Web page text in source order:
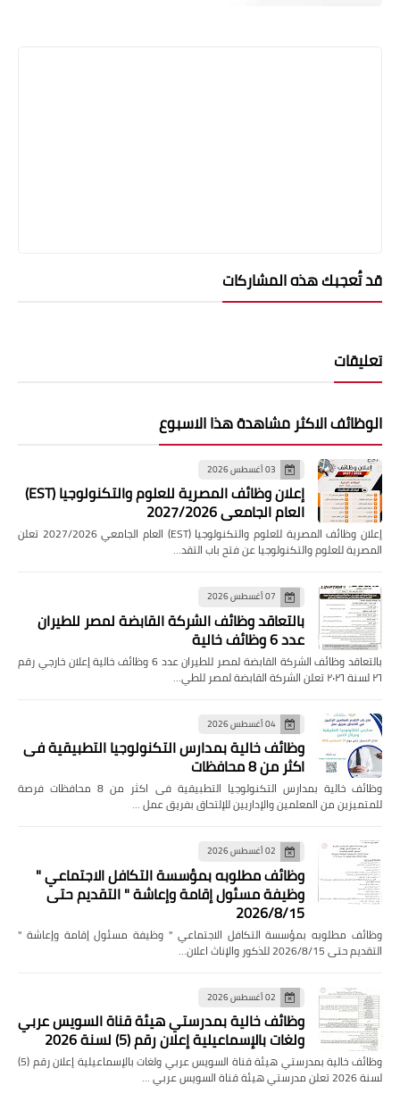
قد تُعجبك هذه المشاركات
تعليقات
الوظائف الاكثر مشاهدة هذا الاسبوع
03 أغسطس 2026
إعلان وظائف المصرية للعلوم والتكنولوجيا (EST)
العام الجامعي 2027/2026
إعلان وظائف المصرية للعلوم والتكنولوجيا (EST) العام الجامعي 2027/2026 تعلن
المصرية للعلوم والتكنولوجيا عن فتح باب التقد…
07 أغسطس 2026
بالتعاقد وظائف الشركة القابضة لمصر للطيران
عدد 6 وظائف خالية
بالتعاقد وظائف الشركة القابضة لمصر للطيران عدد 6 وظائف خالية إعلان خارجي رقم
٢٦ لسنة ٢٠٢٦ تعلن الشركة القابضة لمصر للطي…
04 أغسطس 2026
وظائف خالية بمدارس التكنولوجيا التطبيقية فى
اكثر من 8 محافظات
وظائف خالية بمدارس التكنولوجيا التطبيقية فى اكثر من 8 محافظات فرصة
للمتميزين من المعلمين والإداريين للإلتحاق بفريق عمل …
02 أغسطس 2026
وظائف مطلوبه بمؤسسة التكافل الاجتماعي "
وظيفة مسئول إقامة وإعاشة " التقديم حتى
2026/8/15
وظائف مطلوبه بمؤسسة التكافل الاجتماعي " وظيفة مسئول إقامة وإعاشة "
التقديم حتى 2026/8/15 للذكور والإناث اعلان…
02 أغسطس 2026
وظائف خالية بمدرستي هيئة قناة السويس عربي
ولغات بالإسماعيلية إعلان رقم (5) لسنة 2026
وظائف خالية بمدرستي هيئة قناة السويس عربي ولغات بالإسماعيلية إعلان رقم (5)
لسنة 2026 تعلن مدرستي هيئة قناة السويس عربي …